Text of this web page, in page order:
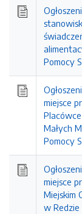
Pomocy
miejsce
Małych
Pomocy
miejsce
Miejskim
w Redzie